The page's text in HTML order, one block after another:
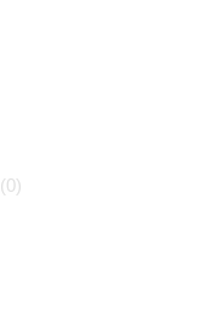
(0)